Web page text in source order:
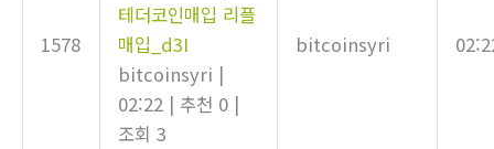
1578
테더코인매입 리플
매입_d3I
bitcoinsyri |
02:22 | 추천 0 |
조회 3
bitcoinsyri